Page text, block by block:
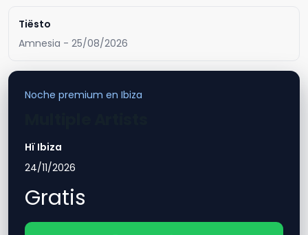
Tiësto
Amnesia - 25/08/2026
Noche premium en Ibiza
Hï Ibiza
24/11/2026
Gratis